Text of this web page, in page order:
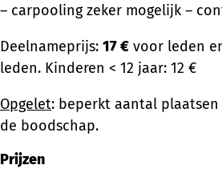
– carpooling zeker mogelijk –
Deelnameprijs: 17 € voor leden
leden. Kinderen < 12 jaar: 12 €
Opgelet: beperkt aantal
de boodschap.
Prijzen